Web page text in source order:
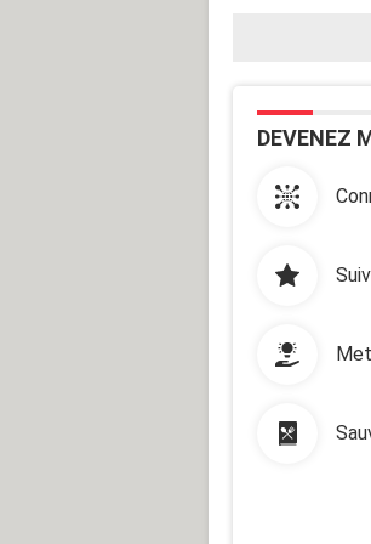
classe et
Ma mère
prêtes à
descends au
autre fille de
faire le
j'ai été
DEVENEZ